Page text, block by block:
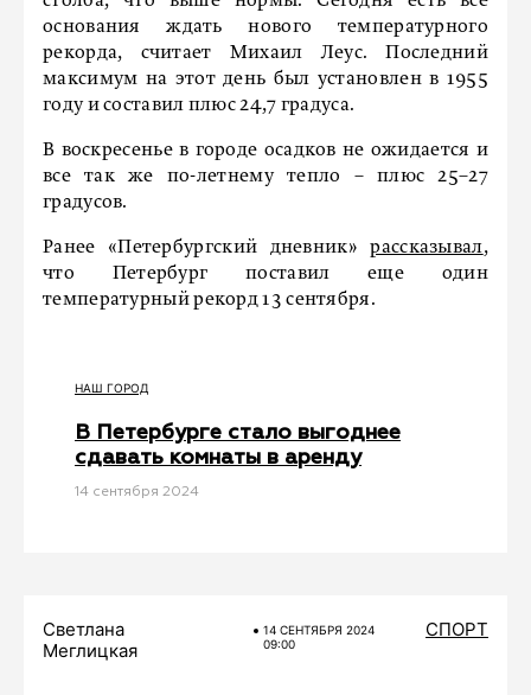
основания ждать нового температурного
рекорда, считает Михаил Леус. Последний
максимум на этот день был установлен в 1955
году и составил плюс 24,7 градуса.
В воскресенье в городе осадков не ожидается и
все так же по-летнему тепло – плюс 25–27
градусов.
Ранее «Петербургский дневник»рассказывал,
что Петербург поставил еще один
температурный рекорд 13 сентября.
НАШ ГОРОД
В Петербурге стало выгоднее
сдавать комнаты в аренду
14 сентября 2024
Светлана
Меглицкая
14 СЕНТЯБРЯ 2024
09:00
СПОРТ